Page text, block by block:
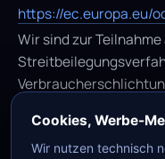
https://ec.europa.eu/
Wir sind zur
Cookies, Werbe-
Wir nutzen technisch